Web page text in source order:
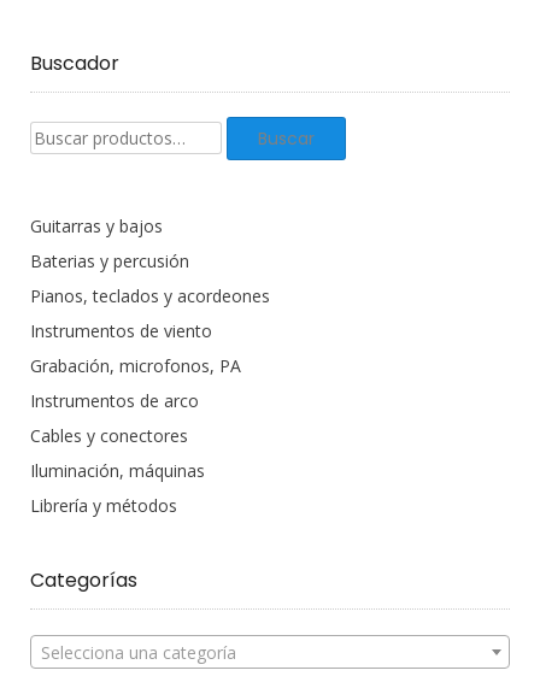
Buscador
Buscar
productos:
Buscar
Guitarras y bajos
Baterias y percusión
Pianos, teclados y acordeones
Instrumentos de viento
Grabación, microfonos, PA
Instrumentos de arco
Cables y conectores
Iluminación, máquinas
Librería y métodos
Categorías
Selecciona una categoría